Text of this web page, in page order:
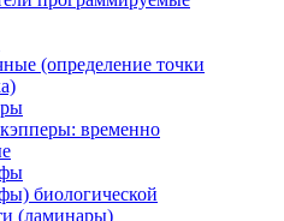
(определение точки
временно
биологической
(ламинары)